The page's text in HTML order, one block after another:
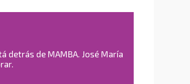
detrás de MAMBA. José María